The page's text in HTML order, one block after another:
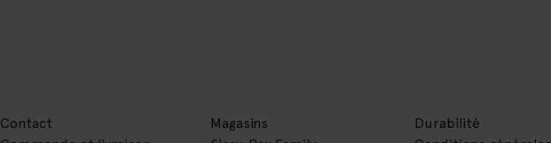
Contact
Magasins
Durabilité